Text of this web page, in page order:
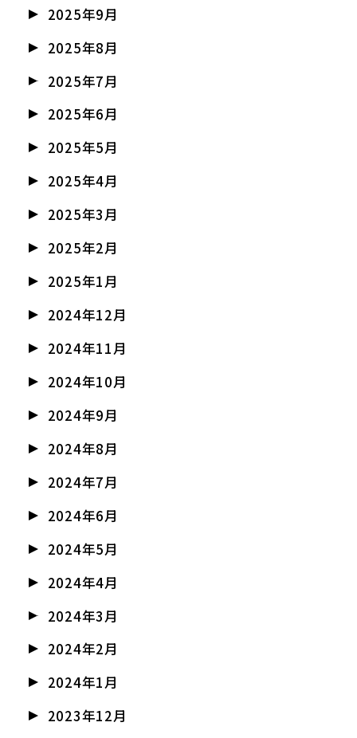
2025年9月
2025年8月
2025年7月
2025年6月
2025年5月
2025年4月
2025年3月
2025年2月
2025年1月
2024年12月
2024年11月
2024年10月
2024年9月
2024年8月
2024年7月
2024年6月
2024年5月
2024年4月
2024年3月
2024年2月
2024年1月
2023年12月